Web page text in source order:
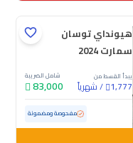
هيونداي توسان
سمارت 2024
يبدأ القسط من
1,777
/شهرياً
شامل الضريبة
83,000
مفحوصة ومضمونة